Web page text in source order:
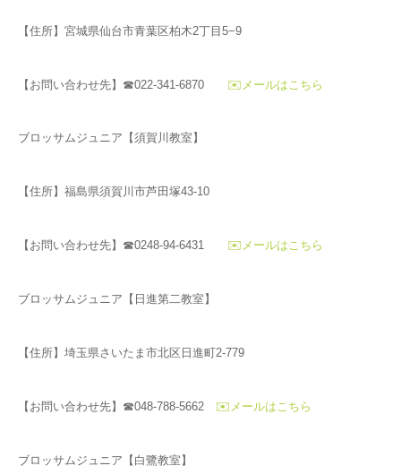
【住所】宮城県仙台市青葉区柏木2丁目5−9
【お問い合わせ先】☎022-341-6870 ✉️メールはこちら
ブロッサムジュニア【須賀川教室】
【住所】福島県須賀川市芦田塚43-10
【お問い合わせ先】☎0248-94-6431 ✉️メールはこちら
ブロッサムジュニア【日進第二教室】
【住所】埼玉県さいたま市北区日進町2-779
【お問い合わせ先】☎048-788-5662 ✉️メールはこちら
ブロッサムジュニア【白鷺教室】